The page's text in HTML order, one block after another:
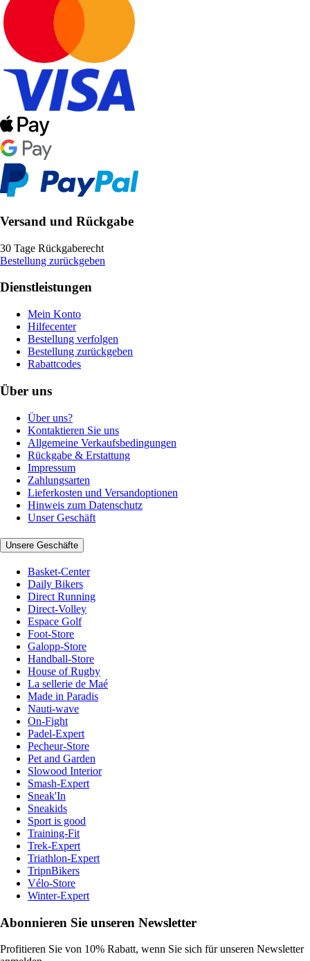
Versand und Rückgabe
30 Tage Rückgaberecht
Bestellung zurückgeben
Dienstleistungen
Mein Konto
Hilfecenter
Bestellung verfolgen
Bestellung zurückgeben
Rabattcodes
Über uns
Über uns?
Kontaktieren Sie uns
Allgemeine Verkaufsbedingungen
Rückgabe & Erstattung
Impressum
Zahlungsarten
Lieferkosten und Versandoptionen
Hinweis zum Datenschutz
Unser Geschäft
Unsere Geschäfte
Basket-Center
Daily Bikers
Direct Running
Direct-Volley
Espace Golf
Foot-Store
Galopp-Store
Handball-Store
House of Rugby
La sellerie de Maé
Made in Paradis
Nauti-wave
On-Fight
Padel-Expert
Pecheur-Store
Pet and Garden
Slowood Interior
Smash-Expert
Sneak'In
Sneakids
Sport is good
Training-Fit
Trek-Expert
Triathlon-Expert
TripnBikers
Vélo-Store
Winter-Expert
Abonnieren Sie unseren Newsletter
Profitieren Sie von 10% Rabatt, wenn Sie sich für unseren Newsletter